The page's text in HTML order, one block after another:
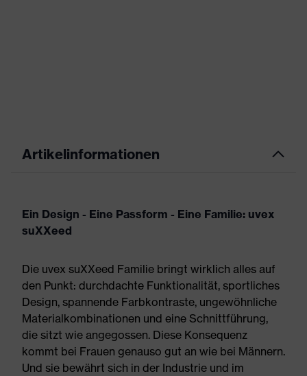
Artikelinformationen
Ein Design - Eine Passform - Eine Familie: uvex
suXXeed
Die uvex suXXeed Familie bringt wirklich alles auf
den Punkt: durchdachte Funktionalität, sportliches
Design, spannende Farbkontraste, ungewöhnliche
Materialkombinationen und eine Schnittführung,
die sitzt wie angegossen. Diese Konsequenz
kommt bei Frauen genauso gut an wie bei Männern.
Und sie bewährt sich in der Industrie und im